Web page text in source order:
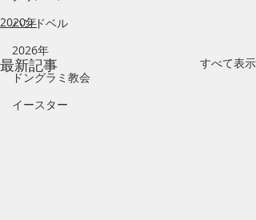
ハンドベル
2026年
ドングラミ教会
イースター
2020年
最新記事 すべて表示